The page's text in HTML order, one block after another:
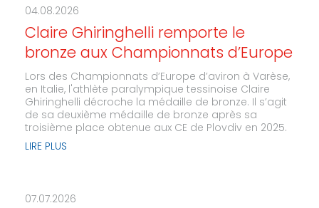
04.08.2026
Claire Ghiringhelli remporte le
bronze aux Championnats d’Europe
Lors des Championnats d’Europe d’aviron à Varèse,
en Italie, l'athlète paralympique tessinoise Claire
Ghiringhelli décroche la médaille de bronze. Il s’agit
de sa deuxième médaille de bronze après sa
troisième place obtenue aux CE de Plovdiv en 2025.
LIRE PLUS
07.07.2026